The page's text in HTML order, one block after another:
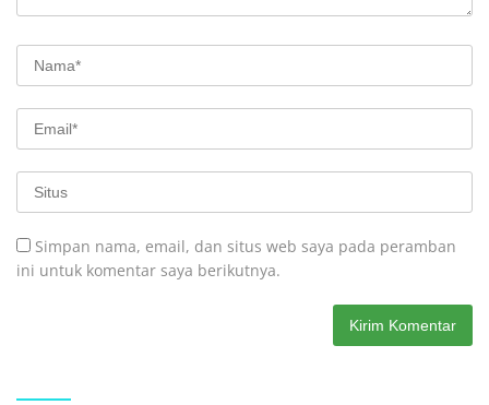
Simpan nama, email, dan situs web saya pada peramban
ini untuk komentar saya berikutnya.